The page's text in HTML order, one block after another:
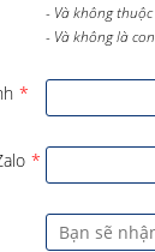
- Và không
- Và không là
*
*